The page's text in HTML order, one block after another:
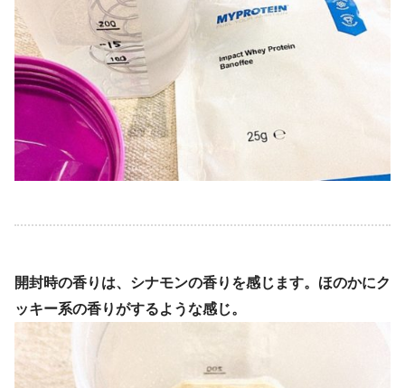
開封時の香りは、シナモンの香りを感じます。ほのかにク
ッキー系の香りがするような感じ。